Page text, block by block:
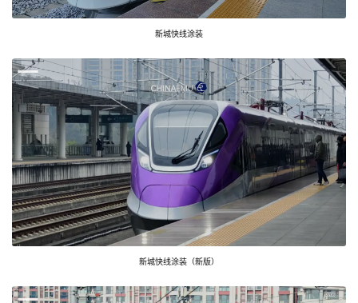
新城快线涂装
新城快线涂装（新版）